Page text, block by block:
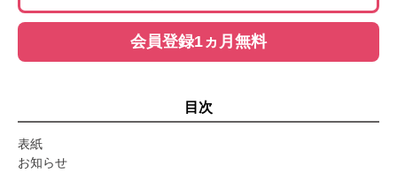
会員登録1ヵ月無料
目次
表紙
お知らせ